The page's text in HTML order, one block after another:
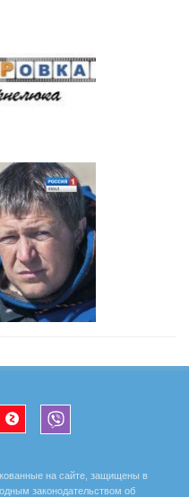
на сайте, защищены в
законодательством об